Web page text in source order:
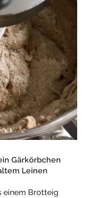
Gärkörbchen
Leinen
einem Brotteig